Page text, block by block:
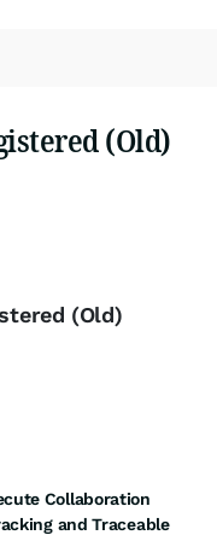
(Old)
(Old)
Collaboration
and Traceable